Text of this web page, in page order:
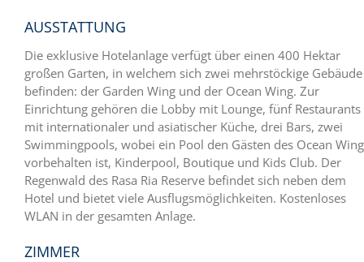
AUSSTATTUNG
Die exklusive Hotelanlage verfügt über einen 400 Hektar
großen Garten, in welchem sich zwei mehrstöckige Gebäude
befinden: der Garden Wing und der Ocean Wing. Zur
Einrichtung gehören die Lobby mit Lounge, fünf Restaurants
mit internationaler und asiatischer Küche, drei Bars, zwei
Swimmingpools, wobei ein Pool den Gästen des Ocean Wing
vorbehalten ist, Kinderpool, Boutique und Kids Club. Der
Regenwald des Rasa Ria Reserve befindet sich neben dem
Hotel und bietet viele Ausflugsmöglichkeiten. Kostenloses
WLAN in der gesamten Anlage.
ZIMMER